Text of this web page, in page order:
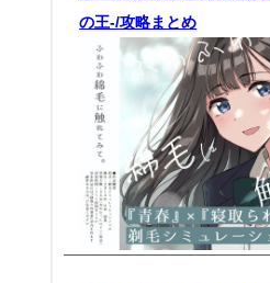
の王-/攻略まとめ